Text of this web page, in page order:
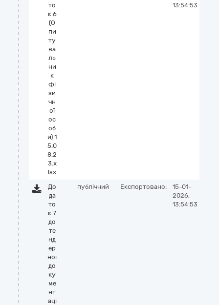
то
к 6
(О
пи
ту
ва
ль
ни
к
фі
зи
чн
ої
ос
об
и) 1
5.0
8.2
3.x
lsx
13:54:53
До
да
то
к 7
до
те
нд
ер
ної
до
ку
ме
нт
аці
публічний Експортовано:
15-01-
2026,
13:54:53